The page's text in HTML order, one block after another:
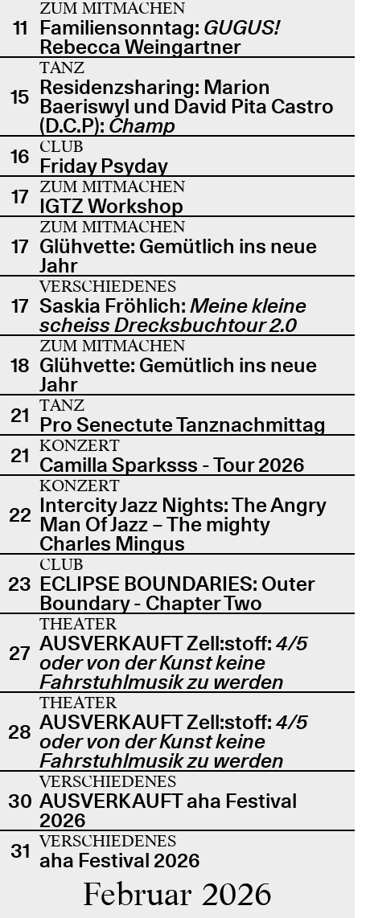
11
ZUM MITMACHEN
Familiensonntag: GUGUS!
Rebecca Weingartner
15
TANZ
Residenzsharing: Marion
Baeriswyl und David Pita Castro
(D.C.P): Champ
16 CLUB
Friday Psyday
17 ZUM MITMACHEN
IGTZ Workshop
17
ZUM MITMACHEN
Glühvette: Gemütlich ins neue
Jahr
17
VERSCHIEDENES
Saskia Fröhlich: Meine kleine
scheiss Drecksbuchtour 2.0
18
ZUM MITMACHEN
Glühvette: Gemütlich ins neue
Jahr
21 TANZ
Pro Senectute Tanznachmittag
21 KONZERT
Camilla Sparksss - Tour 2026
22
KONZERT
Intercity Jazz Nights: The Angry
Man Of Jazz – The mighty
Charles Mingus
23
CLUB
ECLIPSE BOUNDARIES: Outer
Boundary - Chapter Two
27
THEATER
AUSVERKAUFT Zell:stoff: 4/5
oder von der Kunst keine
Fahrstuhlmusik zu werden
28
THEATER
AUSVERKAUFT Zell:stoff: 4/5
oder von der Kunst keine
Fahrstuhlmusik zu werden
30
VERSCHIEDENES
AUSVERKAUFT aha Festival
2026
31 VERSCHIEDENES
aha Festival 2026
Februar 2026